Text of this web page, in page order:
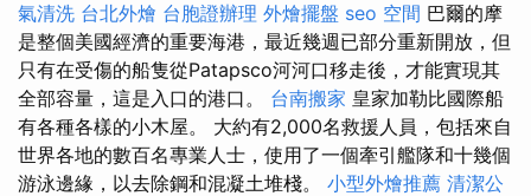
氣清洗 台北外燴 台胞證辦理 外燴擺盤 seo 空間 巴爾的摩
是整個美國經濟的重要海港，最近幾週已部分重新開放，但
只有在受傷的船隻從Patapsco河河口移走後，才能實現其
全部容量，這是入口的港口。 台南搬家 皇家加勒比國際船
有各種各樣的小木屋。 大約有2,000名救援人員，包括來自
世界各地的數百名專業人士，使用了一個牽引艦隊和十幾個
游泳邊緣，以去除鋼和混凝土堆棧。 小型外燴推薦 清潔公